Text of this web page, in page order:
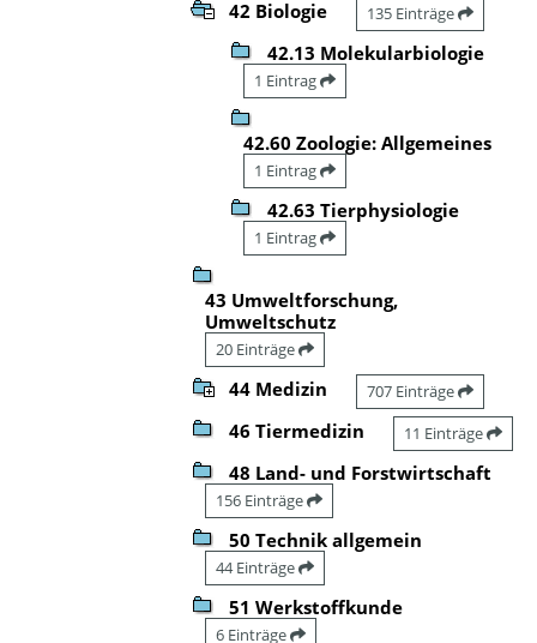
42 Biologie 135 Einträge
42.13 Molekularbiologie
1 Eintrag
42.60 Zoologie: Allgemeines
1 Eintrag
42.63 Tierphysiologie
1 Eintrag
43 Umweltforschung,
Umweltschutz
20 Einträge
44 Medizin 707 Einträge
46 Tiermedizin 11 Einträge
48 Land- und Forstwirtschaft
156 Einträge
50 Technik allgemein
44 Einträge
51 Werkstoffkunde
6 Einträge